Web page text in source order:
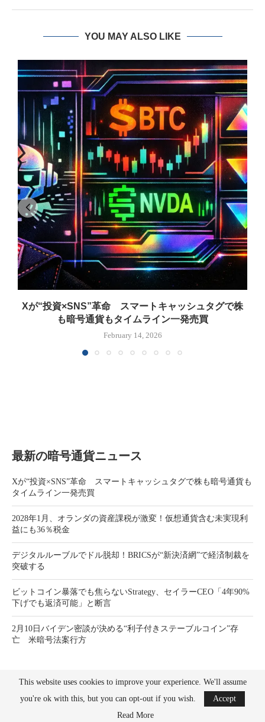
YOU MAY ALSO LIKE
Xが“投資×SNS”革命 スマートキャッシュタグで株
も暗号通貨もタイムライン一発売買
February 14, 2026
最新の暗号通貨ニュース
Xが“投資×SNS”革命 スマートキャッシュタグで株も暗号通貨も
タイムライン一発売買
2028年1月、オランダの資産課税が激変！仮想通貨含む未実現利
益にも36％税金
デジタルルーブルでドル脱却！BRICSが“新決済網”で経済制裁を
突破する
ビットコイン暴落でも焦らないStrategy、セイラーCEO「4年90%
下げでも返済可能」と断言
2月10日バイデン密談が決める“利子付きステーブルコイン”存
亡 米暗号法案行方
Bitcoin News Crypto is the leader in news and information on cryptocurrency, digital
This website uses cookies to improve your experience. We'll assume
you're ok with this, but you can opt-out if you wish.
Accept
Read More